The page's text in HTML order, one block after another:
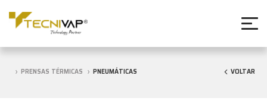
PRENSAS TÉRMICAS PNEUMÁTICAS VOLTAR